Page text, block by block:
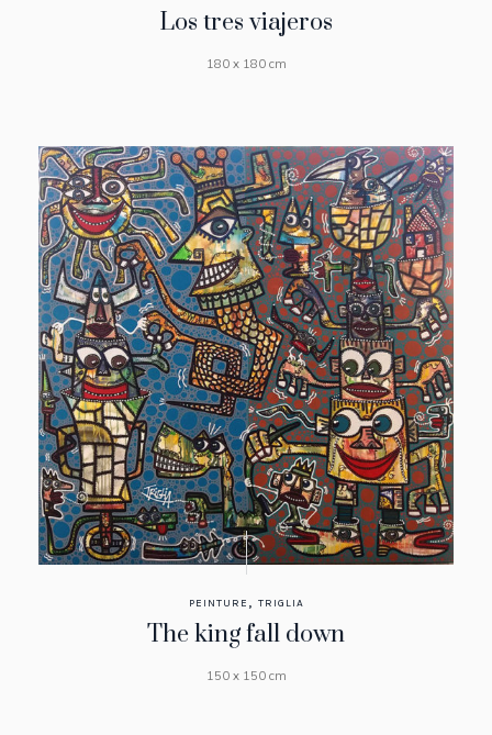
Los tres viajeros
180 x 180 cm
PEINTURE , TRIGLIA
The king fall down
150 x 150 cm